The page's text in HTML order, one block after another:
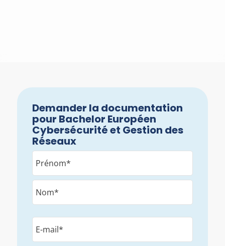
Demander la documentation
pour Bachelor Européen
Cybersécurité et Gestion des
Réseaux
Nom
E-
mail
*